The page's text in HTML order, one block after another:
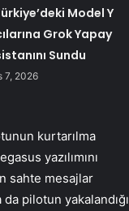
Model Y
Grok Yapay
Sundu
7, 2026
kurtarılma
yazılımını
sahte mesajlar
pilotun yakalandığı